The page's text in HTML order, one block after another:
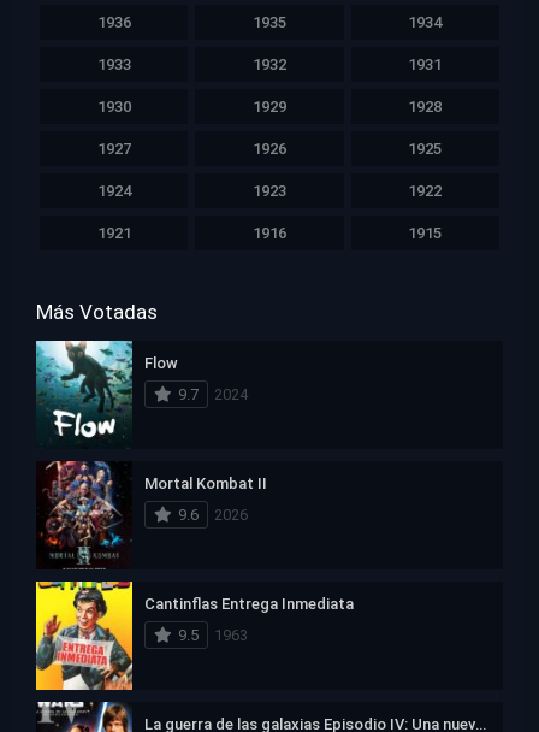
1936 1935 1934
1933 1932 1931
1930 1929 1928
1927 1926 1925
1924 1923 1922
1921 1916 1915
Más Votadas
Flow
9.7
2024
Mortal Kombat II
9.6
2026
Cantinflas Entrega Inmediata
9.5
1963
La guerra de las galaxias Episodio IV: Una nueva esperanza